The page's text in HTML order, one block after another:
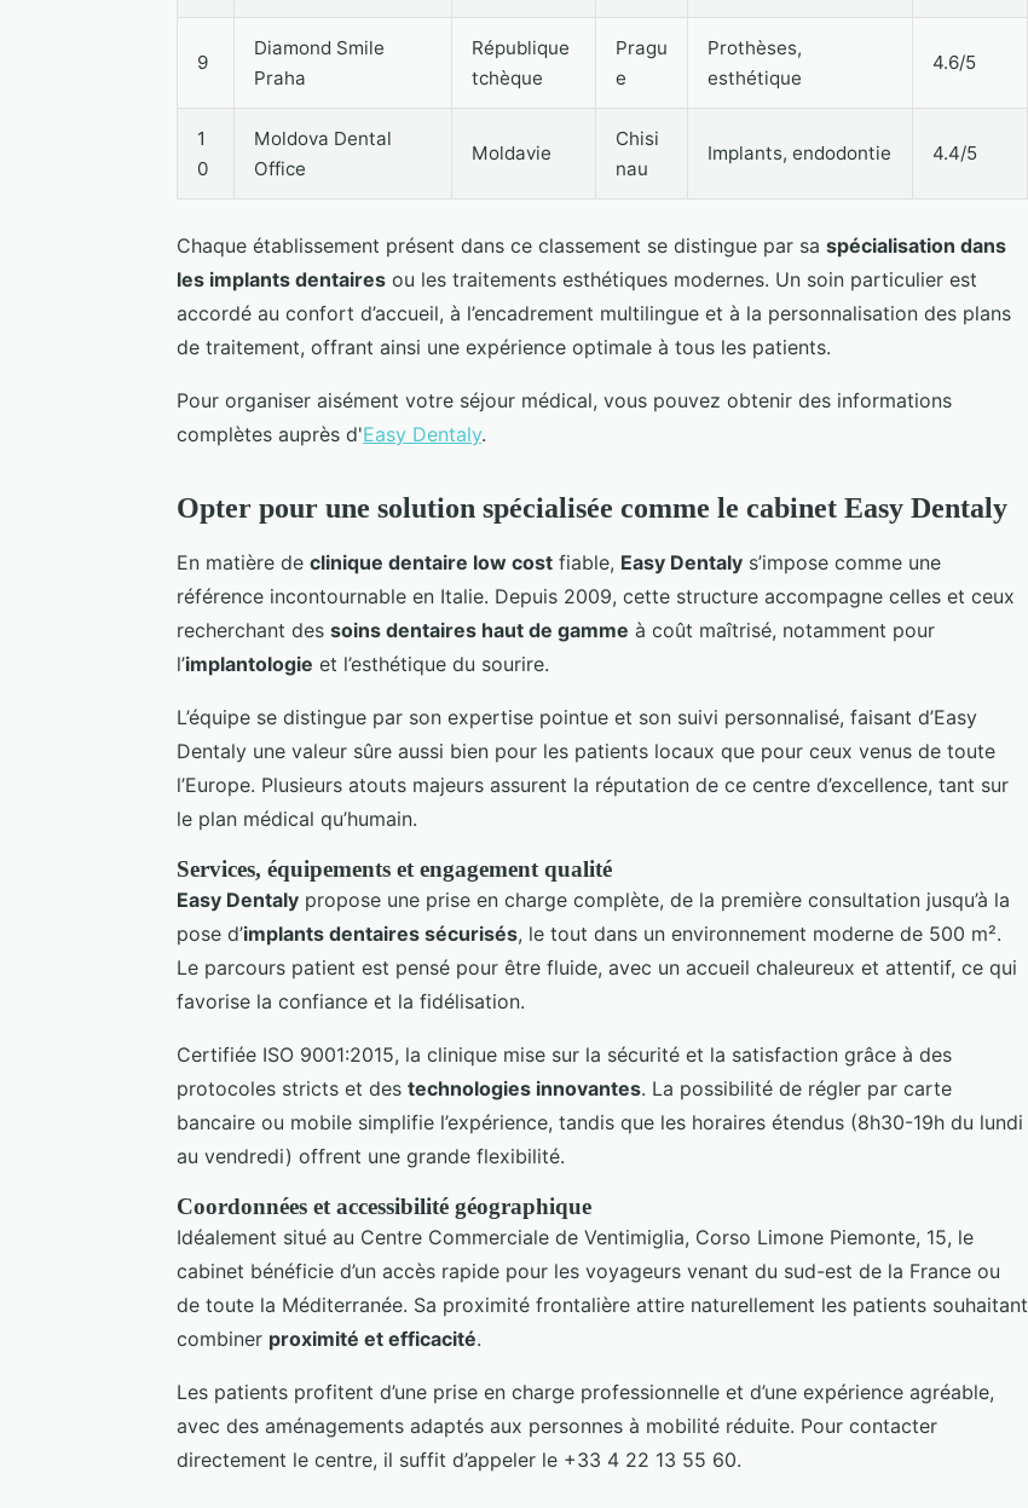
9
Diamond Smile
Praha
République
tchèque
Pragu
e
Prothèses,
esthétique
4.6/5
1
0
Moldova Dental
Office
Moldavie
Chisi
nau
Implants, endodontie 4.4/5
Chaque établissement présent dans ce classement se distingue par sa spécialisation dans
les implants dentaires ou les traitements esthétiques modernes. Un soin particulier est
accordé au confort d’accueil, à l’encadrement multilingue et à la personnalisation des plans
de traitement, offrant ainsi une expérience optimale à tous les patients.
Pour organiser aisément votre séjour médical, vous pouvez obtenir des informations
complètes auprès d'Easy Dentaly.
Opter pour une solution spécialisée comme le cabinet Easy Dentaly
En matière de clinique dentaire low cost fiable, Easy Dentaly s’impose comme une
référence incontournable en Italie. Depuis 2009, cette structure accompagne celles et ceux
recherchant des soins dentaires haut de gamme à coût maîtrisé, notamment pour
l’implantologie et l’esthétique du sourire.
L’équipe se distingue par son expertise pointue et son suivi personnalisé, faisant d’Easy
Dentaly une valeur sûre aussi bien pour les patients locaux que pour ceux venus de toute
l’Europe. Plusieurs atouts majeurs assurent la réputation de ce centre d’excellence, tant sur
le plan médical qu’humain.
Services, équipements et engagement qualité
Easy Dentaly propose une prise en charge complète, de la première consultation jusqu’à la
pose d’implants dentaires sécurisés, le tout dans un environnement moderne de 500 m².
Le parcours patient est pensé pour être fluide, avec un accueil chaleureux et attentif, ce qui
favorise la confiance et la fidélisation.
Certifiée ISO 9001:2015, la clinique mise sur la sécurité et la satisfaction grâce à des
protocoles stricts et des technologies innovantes. La possibilité de régler par carte
bancaire ou mobile simplifie l’expérience, tandis que les horaires étendus (8h30-19h du lundi
au vendredi) offrent une grande flexibilité.
Coordonnées et accessibilité géographique
Idéalement situé au Centre Commerciale de Ventimiglia, Corso Limone Piemonte, 15, le
cabinet bénéficie d’un accès rapide pour les voyageurs venant du sud-est de la France ou
de toute la Méditerranée. Sa proximité frontalière attire naturellement les patients souhaitant
combiner proximité et efficacité.
Les patients profitent d’une prise en charge professionnelle et d’une expérience agréable,
avec des aménagements adaptés aux personnes à mobilité réduite. Pour contacter
directement le centre, il suffit d’appeler le +33 4 22 13 55 60.